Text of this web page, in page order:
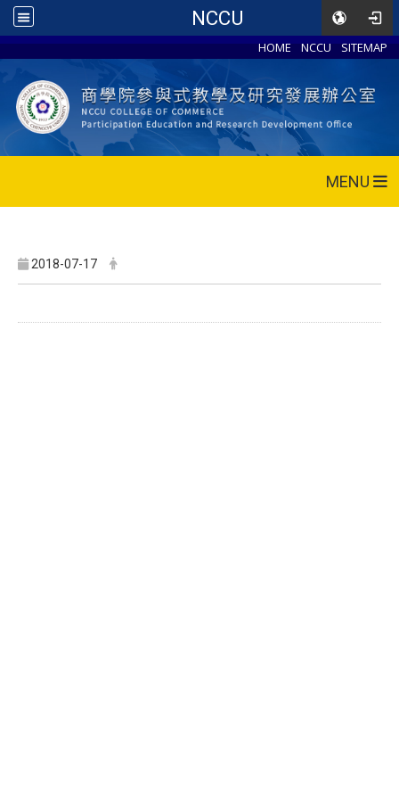
NCCU
HOME NCCU SITEMAP
MENU
2018-07-17